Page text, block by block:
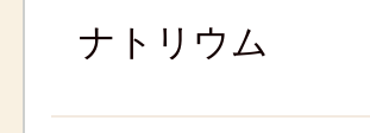
ナトリウム